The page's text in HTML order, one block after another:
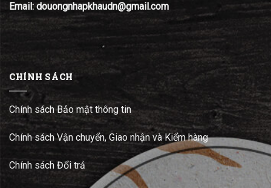
Email: douongnhapkhaudn@gmail.com
CHÍNH SÁCH
Chính sách Bảo mật thông tin
Chính sách Vận chuyển, Giao nhận và Kiểm hàng
Chính sách Đổi trả